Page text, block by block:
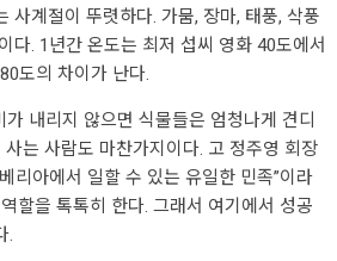
사계절이 뚜렷하다. 가뭄, 장마, 태풍, 삭풍
다. 1년간 온도는 최저 섭씨 영화 40도에서
도의 차이가 난다.
내리지 않으면 식물들은 엄청나게 견디
는 사람도 마찬가지이다. 고 정주영 회장
리아에서 일할 수 있는 유일한 민족”이라
할을 톡톡히 한다. 그래서 여기에서 성공
.